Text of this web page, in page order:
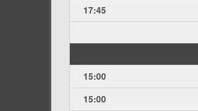
17:45
15:00
15:00